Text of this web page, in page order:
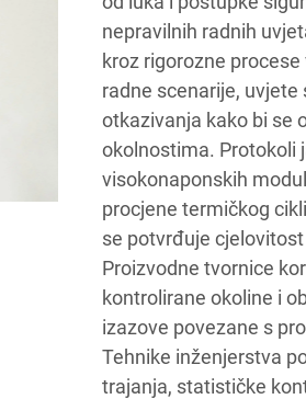
nepravilnih radnih
kroz rigorozne
radne scenarije,
otkazivanja kako bi se
okolnostima. Protokoli
visokonaponskih
procjene termičkog
se potvrđuje
Proizvodne tvornice
kontrolirane okoline i
izazove povezane s
Tehnike inženjerstva
trajanja, statističke